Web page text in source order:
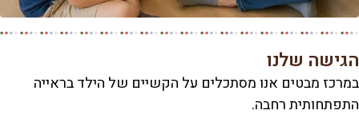
הגישה שלנו
במרכז מבטים אנו מסתכלים על הקשיים של הילד בראייה
התפתחותית רחבה.